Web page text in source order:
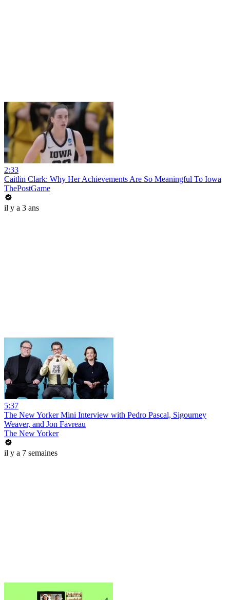
2:33
Caitlin Clark: Why Her Achievements Are So Meaningful To Iowa
ThePostGame
il y a 3 ans
5:37
The New Yorker Mini Interview with Pedro Pascal, Sigourney
Weaver, and Jon Favreau
The New Yorker
il y a 7 semaines